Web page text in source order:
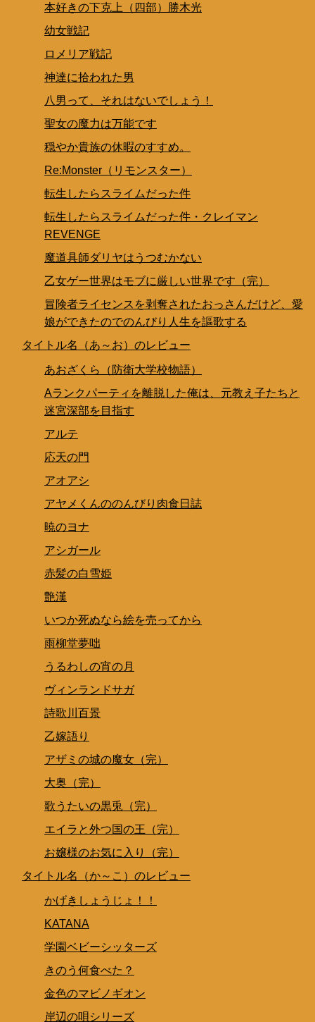
本好きの下克上（四部）勝木光
幼女戦記
ロメリア戦記
神達に拾われた男
八男って、それはないでしょう！
聖女の魔力は万能です
穏やか貴族の休暇のすすめ。
Re:Monster（リモンスター）
転生したらスライムだった件
転生したらスライムだった件・クレイマン
REVENGE
魔道具師ダリヤはうつむかない
乙女ゲー世界はモブに厳しい世界です（完）
冒険者ライセンスを剥奪されたおっさんだけど、愛
娘ができたのでのんびり人生を謳歌する
タイトル名（あ～お）のレビュー
あおざくら（防衛大学校物語）
Aランクパーティを離脱した俺は、元教え子たちと
迷宮深部を目指す
アルテ
応天の門
アオアシ
アヤメくんののんびり肉食日誌
暁のヨナ
アシガール
赤髪の白雪姫
艶漢
いつか死ぬなら絵を売ってから
雨柳堂夢咄
うるわしの宵の月
ヴィンランドサガ
詩歌川百景
乙嫁語り
アザミの城の魔女（完）
大奥（完）
歌うたいの黒兎（完）
エイラと外つ国の王（完）
お嬢様のお気に入り（完）
タイトル名（か～こ）のレビュー
かげきしょうじょ！！
KATANA
学園ベビーシッターズ
きのう何食べた？
金色のマビノギオン
岸辺の唄シリーズ